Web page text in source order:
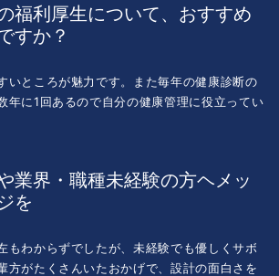
福利厚生について、おすすめ
すか？
いところが魅力です。また毎年の健康診断の
年に1回あるので自分の健康管理に役立ってい
業界・職種未経験の方ヘメッ
を
もわからずでしたが、未経験でも優しくサボ
方がたくさんいたおかげで、設計の面白さを